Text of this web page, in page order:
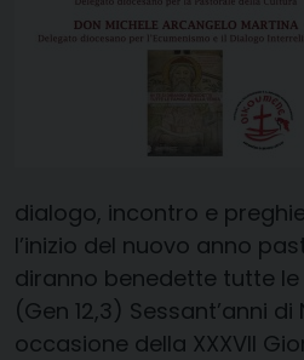
dialogo, incontro e
l’inizio del nuovo anno
diranno benedette tutte
(Gen 12,3) Sessant’anni
occasione della XXXVII